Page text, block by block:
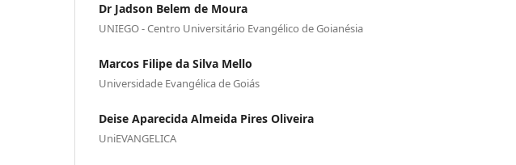
Dr Jadson Belem de Moura
UNIEGO - Centro Universitário Evangélico de Goianésia
Marcos Filipe da Silva Mello
Universidade Evangélica de Goiás
Deise Aparecida Almeida Pires Oliveira
UniEVANGELICA